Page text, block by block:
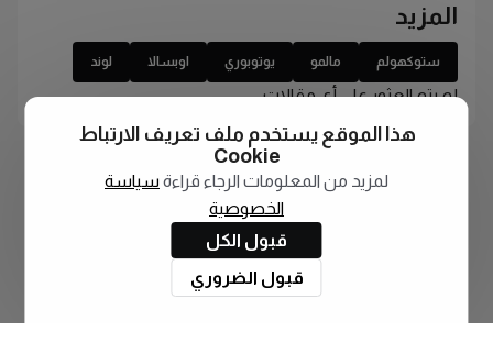
المزيد
ستوكهولم مالمو يوتوبوري اوبسالا لوند
لم يتم العثور على أي مقالات
هذا الموقع يستخدم ملف تعريف الارتباط
Cookie
لمزيد من المعلومات الرجاء قراءة سياسة
الخصوصية
قبول الكل
قبول الضروري